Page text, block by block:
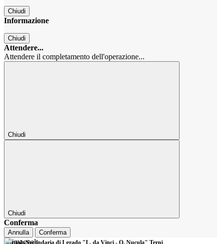
Chiudi
Informazione
Chiudi
Attendere...
Attendere il completamento dell'operazione...
Chiudi
Chiudi
Conferma
Annulla Conferma